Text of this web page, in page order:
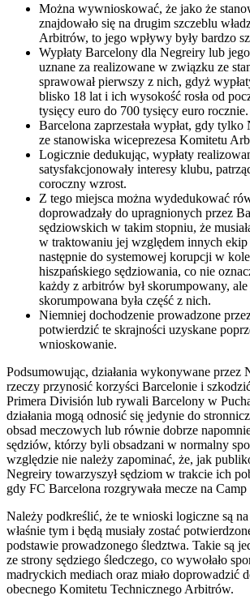
Można wywnioskować, że jako że
znajdowało się na drugim szczeblu
Arbitrów, to jego wpływy były bardzo
Wypłaty Barcelony dla Negreiry lub
uznane za realizowane w związku ze
sprawował pierwszy z nich, gdyż
blisko 18 lat i ich wysokość rosła od
tysięcy euro do 700 tysięcy euro rocznie.
Barcelona zaprzestała wypłat, gdy
ze stanowiska wiceprezesa Komitetu
Logicznie dedukując, wypłaty
satysfakcjonowały interesy klubu,
coroczny wzrost.
Z tego miejsca można wydedukować
doprowadzały do upragnionych przez
sędziowskich w takim stopniu, że
w traktowaniu jej względem innych ekip
następnie do systemowej korupcji w
hiszpańskiego sędziowania, co nie
każdy z arbitrów był skorumpowany,
skorumpowana była część z nich.
Niemniej dochodzenie prowadzone
potwierdzić te skrajności uzyskane
wnioskowanie.
Podsumowując, działania wykonywane przez
rzeczy przynosić korzyści Barcelonie i
Primera División lub rywali Barcelony w
działania mogą odnosić się jedynie do
obsad meczowych lub równie dobrze
sędziów, którzy byli obsadzani w normalny
względzie nie należy zapominać, że, jak
Negreiry towarzyszył sędziom w trakcie ich
gdy FC Barcelona rozgrywała mecze na Camp
Należy podkreślić, że te wnioski logiczne są
właśnie tym i będą musiały zostać
podstawie prowadzonego śledztwa. Takie są
ze strony sędziego śledczego, co wywołało
madryckich mediach oraz miało doprowadzić
obecnego Komitetu Technicznego Arbitrów.